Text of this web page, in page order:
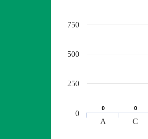
0
0 0
0
A C
0
250
500
750